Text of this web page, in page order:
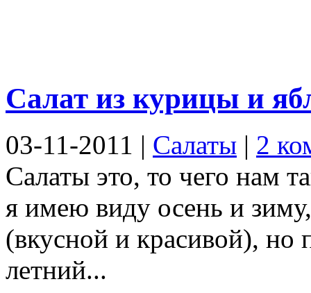
Салат из курицы и
03-11-2011 | Салаты | 2
Салаты это, то чего нам
я имею виду осень и
(вкусной и красивой), но
летний...